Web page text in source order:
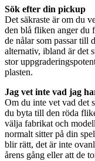
Sök efter din pickup
Det säkraste är om du
den blå fliken anger du
de nålar som passar till
alternativ, ibland är det
stor
plasten.
Jag vet inte vad jag
Om du inte vet vad det
du byta till den röda
välja fabrikat och
normalt sitter på din
blir rätt, det är inte
årens gång eller att de